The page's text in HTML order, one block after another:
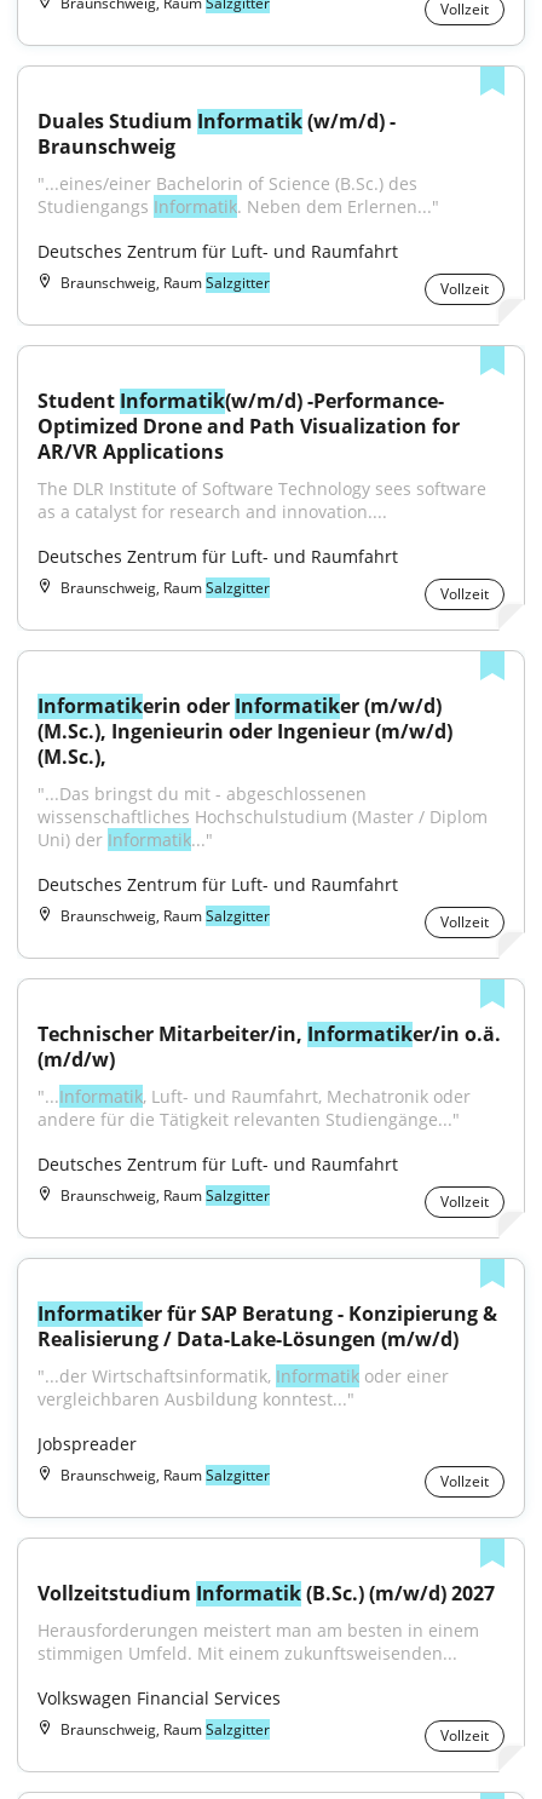
Vollzeit
Duales Studium Informatik (w/m/d) -
Braunschweig
"...eines/einer Bachelorin of Science (B.Sc.) des
Studiengangs Informatik. Neben dem Erlernen..."
Deutsches Zentrum für Luft- und Raumfahrt
Braunschweig, RaumSalzgitter Vollzeit
Student Informatik(w/m/d) -Performance-
Optimized Drone and Path Visualization for
AR/VR Applications
The DLR Institute of Software Technology sees software
as a catalyst for research and innovation....
Deutsches Zentrum für Luft- und Raumfahrt
Braunschweig, RaumSalzgitter Vollzeit
Informatikerin oder Informatiker (m/w/d)
(M.Sc.), Ingenieurin oder Ingenieur (m/w/d)
(M.Sc.),
"...Das bringst du mit - abgeschlossenen
wissenschaftliches Hochschulstudium (Master / Diplom
Uni) der Informatik..."
Deutsches Zentrum für Luft- und Raumfahrt
Braunschweig, RaumSalzgitter Vollzeit
Technischer Mitarbeiter/in, Informatiker/in o.ä.
(m/d/w)
"...Informatik, Luft- und Raumfahrt, Mechatronik oder
andere für die Tätigkeit relevanten Studiengänge..."
Deutsches Zentrum für Luft- und Raumfahrt
Braunschweig, RaumSalzgitter Vollzeit
Informatiker für SAP Beratung - Konzipierung &
Realisierung / Data-Lake-Lösungen (m/w/d)
"...der Wirtschaftsinformatik, Informatik oder einer
vergleichbaren Ausbildung konntest..."
Jobspreader
Braunschweig, RaumSalzgitter Vollzeit
Vollzeitstudium Informatik (B.Sc.) (m/w/d) 2027
Herausforderungen meistert man am besten in einem
stimmigen Umfeld. Mit einem zukunftsweisenden...
Volkswagen Financial Services
Braunschweig, RaumSalzgitter Vollzeit